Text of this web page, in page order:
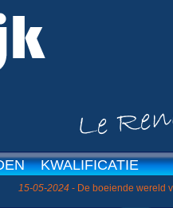
KWALIFICATIE
- De boeiende wereld van online